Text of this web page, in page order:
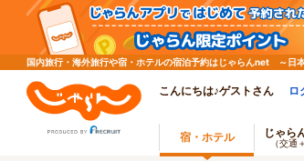
国内旅行・海外旅行や宿・ホテルの宿泊予約はじゃらんnet ～日
こんにちは♪ゲストさん ロ
宿・ホテル じゃら
（交通